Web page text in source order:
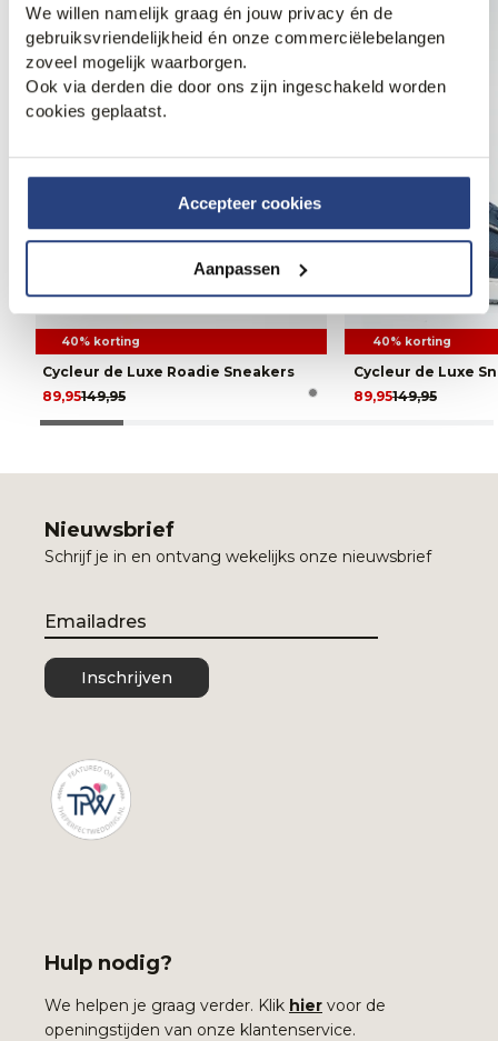
We willen namelijk graag én jouw privacy én de
gebruiksvriendelijkheid én onze commerciëlebelangen
zoveel mogelijk waarborgen.
Ook via derden die door ons zijn ingeschakeld worden
cookies geplaatst.
Accepteer cookies
Aanpassen
40% korting
Cycleur de Luxe Roadie Sneakers
149,95
89,95
40% korting
Cycleur de Luxe
149,95
89,95
Nieuwsbrief
Schrijf je in en ontvang wekelijks onze nieuwsbrief
Email
Inschrijven
Hulp nodig?
We helpen je graag verder. Klik hier voor de
openingstijden van onze klantenservice.